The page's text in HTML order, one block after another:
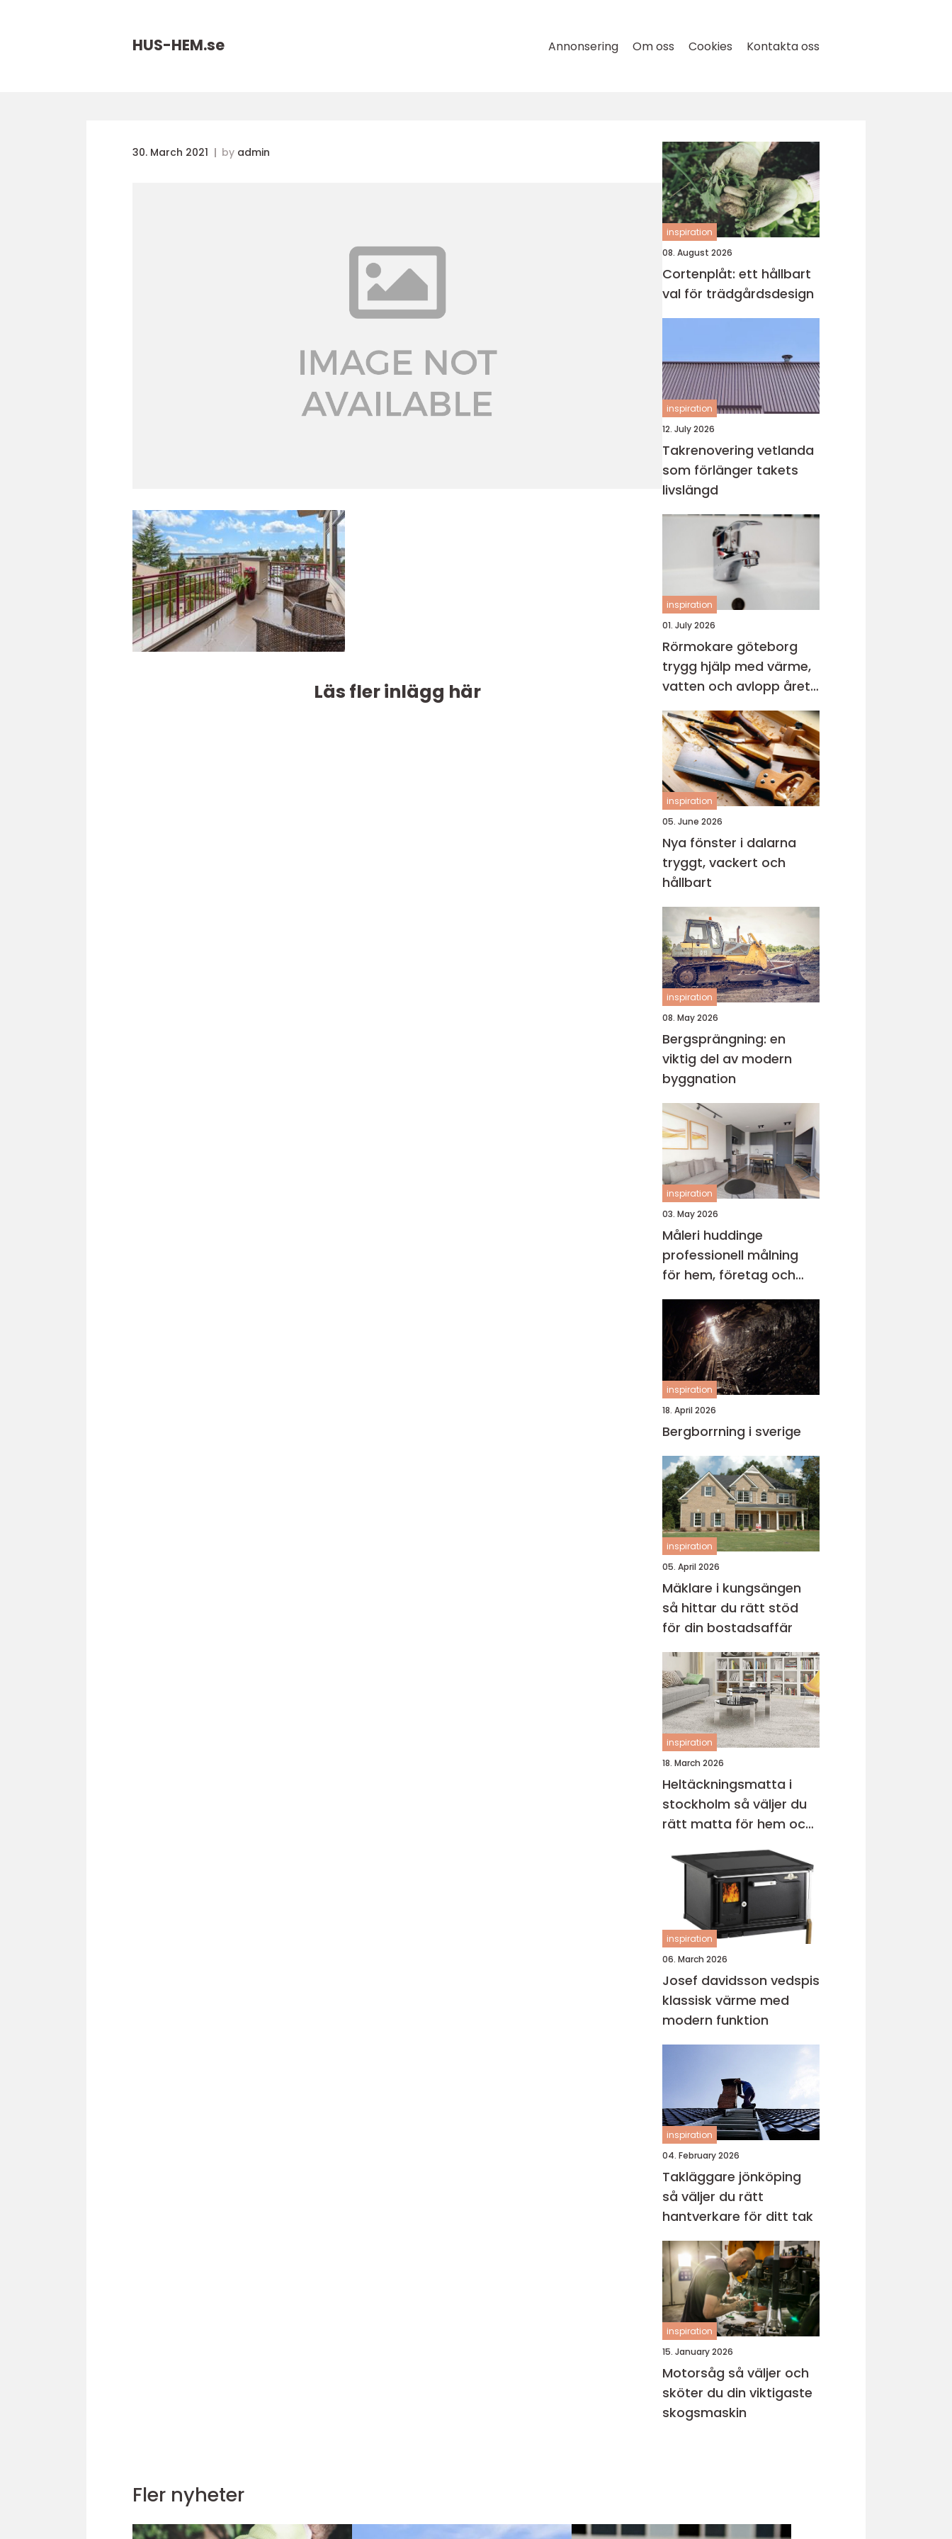
HUS-HEM.se Annonsering Om oss Cookies Kontakta oss
30. March 2021 by admin
Läs fler inlägg här
inspiration
08. August 2026
Cortenplåt: ett hållbart
val för trädgårdsdesign
inspiration
12. July 2026
Takrenovering vetlanda
som förlänger takets
livslängd
inspiration
01. July 2026
Rörmokare göteborg
trygg hjälp med värme,
vatten och avlopp året
runt
inspiration
05. June 2026
Nya fönster i dalarna
tryggt, vackert och
hållbart
inspiration
08. May 2026
Bergsprängning: en
viktig del av modern
byggnation
inspiration
03. May 2026
Måleri huddinge
professionell målning
för hem, företag och
föreningar
inspiration
18. April 2026
Bergborrning i sverige
inspiration
05. April 2026
Mäklare i kungsängen
så hittar du rätt stöd
för din bostadsaffär
inspiration
18. March 2026
Heltäckningsmatta i
stockholm så väljer du
rätt matta för hem och
inspiration
06. March 2026
Josef davidsson vedspis
klassisk värme med
modern funktion
inspiration
04. February 2026
Takläggare jönköping
så väljer du rätt
hantverkare för ditt tak
inspiration
15. January 2026
Motorsåg så väljer och
sköter du din viktigaste
skogsmaskin
Fler nyheter